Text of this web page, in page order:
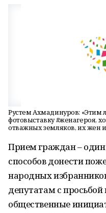
Рустем Ахмадинуров:
фотовыставку #женагероя,
отважных земляков, их жен
Прием граждан –
способов донести
народных
депутатам с
общественные